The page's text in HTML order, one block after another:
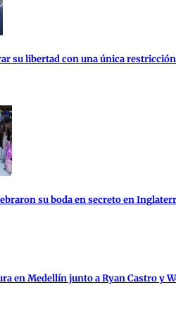
su libertad con una única
su boda en secreto en
en Medellín junto a Ryan Castro y